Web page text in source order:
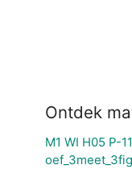
Ontdek
M1 WI H05 P-11